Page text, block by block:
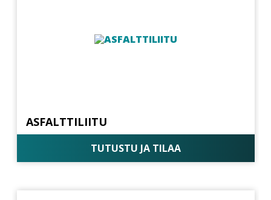
ASFALTTILIITU
TUTUSTU JA TILAA